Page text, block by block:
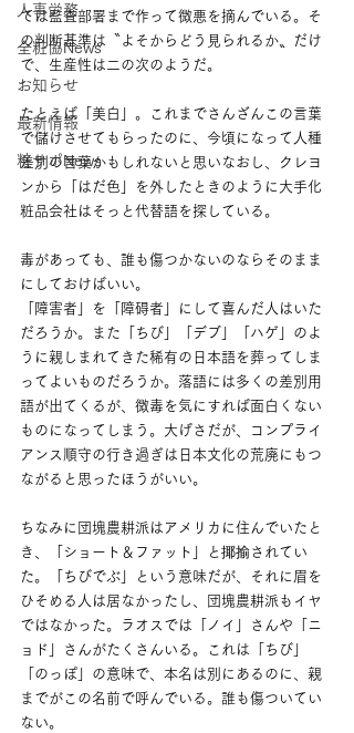
人事労務
全粧協News
お知らせ
最新情報
粧サポNews
ては監査部署まで作って微悪を摘んでいる。そ
の判断基準は〝よそからどう見られるか〟だけ
で、生産性は二の次のようだ。
たとえば「美白」。これまでさんざんこの言葉
で儲けさせてもらったのに、今頃になって人種
差別の言葉かもしれないと思いなおし、クレヨ
ンから「はだ色」を外したときのように大手化
粧品会社はそっと代替語を探している。
毒があっても、誰も傷つかないのならそのまま
にしておけばいい。
「障害者」を「障碍者」にして喜んだ人はいた
だろうか。また「ちび」「デブ」「ハゲ」のよ
うに親しまれてきた稀有の日本語を葬ってしま
ってよいものだろうか。落語には多くの差別用
語が出てくるが、微毒を気にすれば面白くない
ものになってしまう。大げさだが、コンプライ
アンス順守の行き過ぎは日本文化の荒廃にもつ
ながると思ったほうがいい。
ちなみに団塊農耕派はアメリカに住んでいたと
き、「ショート＆ファット」と揶揄されてい
た。「ちびでぶ」という意味だが、それに眉を
ひそめる人は居なかったし、団塊農耕派もイヤ
ではなかった。ラオスでは「ノイ」さんや「ニ
ョド」さんがたくさんいる。これは「ちび」
「のっぽ」の意味で、本名は別にあるのに、親
までがこの名前で呼んでいる。誰も傷ついてい
ない。